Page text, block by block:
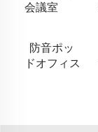
会議室
防音ポッ
ドオフィス